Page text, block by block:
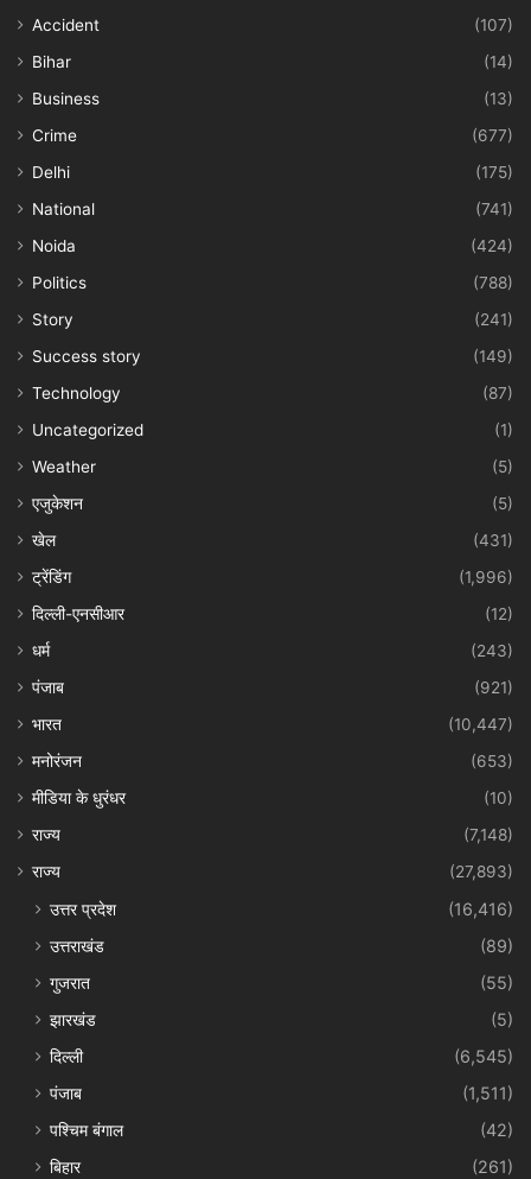
Accident
(107)
Bihar
(14)
Business
(13)
Crime
(677)
Delhi
(175)
National
(741)
Noida
(424)
Politics
(788)
Story
(241)
Success story
(149)
Technology
(87)
Uncategorized
(1)
Weather
(5)
एजुकेशन
(5)
खेल
(431)
ट्रेंडिंग
(1,996)
दिल्ली-एनसीआर
(12)
धर्म
(243)
पंजाब
(921)
भारत
(10,447)
मनोरंजन
(653)
मीडिया के धुरंधर
(10)
राज्य
(7,148)
राज्य
(27,893)
उत्तर प्रदेश
(16,416)
उत्तराखंड
(89)
गुजरात
(55)
झारखंड
(5)
दिल्ली
(6,545)
पंजाब
(1,511)
पश्चिम बंगाल
(42)
बिहार
(261)